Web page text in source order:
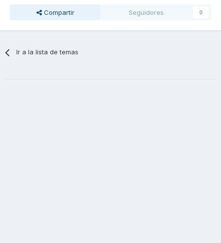
Compartir Seguidores 0
Ir a la lista de temas